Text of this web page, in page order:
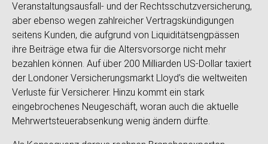
Veranstaltungsausfall- und der Rechtsschutzversicherung,
aber ebenso wegen zahlreicher Vertragskündigungen
seitens Kunden, die aufgrund von Liquiditätsengpässen
ihre Beiträge etwa für die Altersvorsorge nicht mehr
bezahlen können. Auf über 200 Milliarden US-Dollar taxiert
der Londoner Versicherungsmarkt Lloyd’s die weltweiten
Verluste für Versicherer. Hinzu kommt ein stark
eingebrochenes Neugeschäft, woran auch die aktuelle
Mehrwertsteuerabsenkung wenig ändern dürfte.